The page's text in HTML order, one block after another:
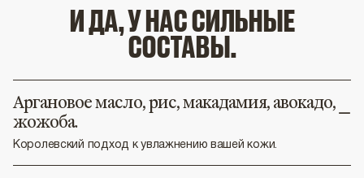
И ДА, У НАС СИЛЬНЫЕ
СОСТАВЫ.
Аргановое масло, рис, макадамия, авокадо,
жожоба.
Королевский подход к увлажнению вашей кожи.